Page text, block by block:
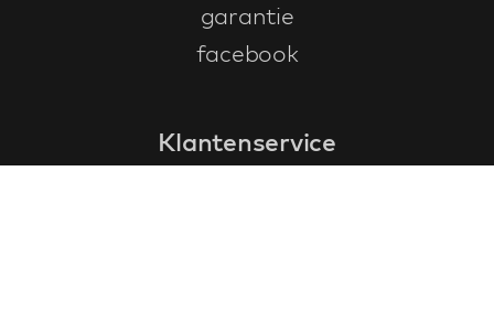
garantie
facebook
Klantenservice